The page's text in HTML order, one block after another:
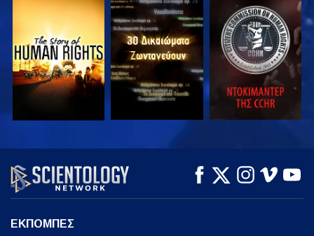
ΠΑΡΑΚΟΛΟΥΘΗΣΤΕ ΠΑΡΑΚΟΛΟΥΘΗΣΤΕ ΠΑΡΑΚΟΛΟΥΘΗΣΤΕ
ΠΑΡΑΚΟΛΟΥΘΗΣΤΕ ΠΑΡΑΚΟΛΟΥΘΗΣΤΕ
ΕΞΕΡΕΥΝΗΣΤΕ ΤΗ
ΣΕΙΡΑ
ΕΚΠΟΜΠΕΣ